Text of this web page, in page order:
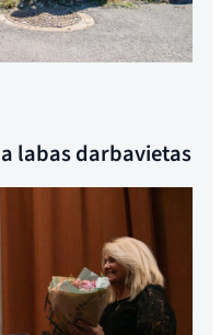
grilu Langhusā.
labas darbavietas